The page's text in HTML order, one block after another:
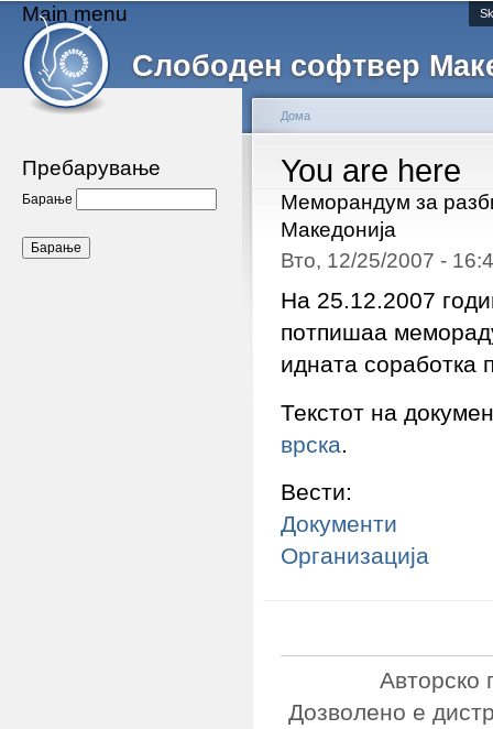
Слободен софтвер
Main menu
Пребарување
Барање
You are here
Дома
Меморандум за
Македонија
Вто, 12/25/2007 -
На 25.12.2007
потпишаа
идната соработка
Текстот на
врска.
Вести:
Документи
Организација
Авторско
Дозволено е